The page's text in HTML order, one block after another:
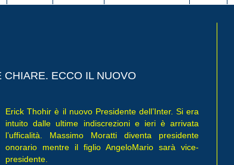
ECCO IL NUOVO
Erick Thohir è il nuovo Presidente dell’Inter. Si era
intuito dalle ultime indiscrezioni e ieri è arrivata
l’ufficalità. Massimo Moratti diventa presidente
onorario mentre il figlio AngeloMario sarà vice-
presidente.